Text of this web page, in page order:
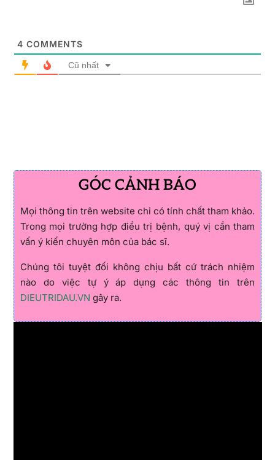
4 COMMENTS
Cũ nhất
GÓC CẢNH BÁO
Mọi thông tin trên website chỉ có tính chất tham khảo.
Trong mọi trường hợp điều trị bệnh, quý vị cần tham
vấn ý kiến chuyên môn của bác sĩ.
Chúng tôi tuyệt đối không chịu bất cứ trách nhiệm
nào do việc tự ý áp dụng các thông tin trên
DIEUTRIDAU.VN gây ra.